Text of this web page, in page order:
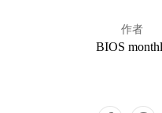
作者
BIOS